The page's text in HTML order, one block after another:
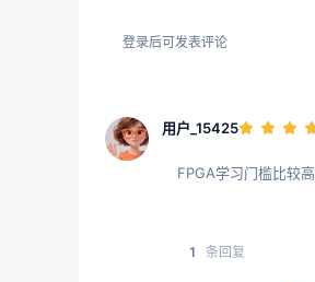
登录后可发表评论
用户_15425
FPGA学习门槛比较高
1 条回复